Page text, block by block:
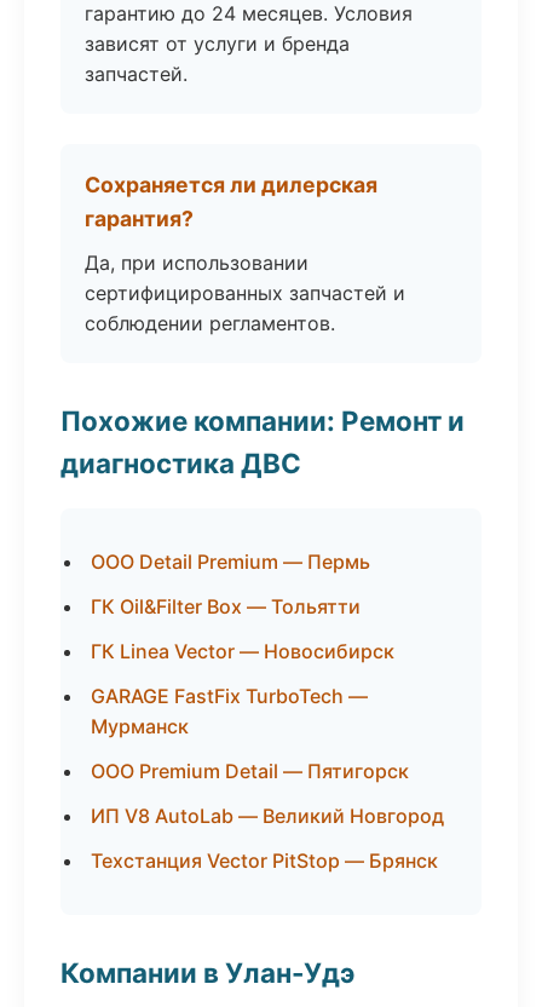
гарантию до 24 месяцев. Условия
зависят от услуги и бренда
запчастей.
Сохраняется ли дилерская
гарантия?
Да, при использовании
сертифицированных запчастей и
соблюдении регламентов.
Похожие компании: Ремонт и
диагностика ДВС
ООО Detail Premium — Пермь
ГК Oil&Filter Box — Тольятти
ГК Linea Vector — Новосибирск
GARAGE FastFix TurboTech —
Мурманск
ООО Premium Detail — Пятигорск
ИП V8 AutoLab — Великий Новгород
Техстанция Vector PitStop — Брянск
Компании в Улан-Удэ